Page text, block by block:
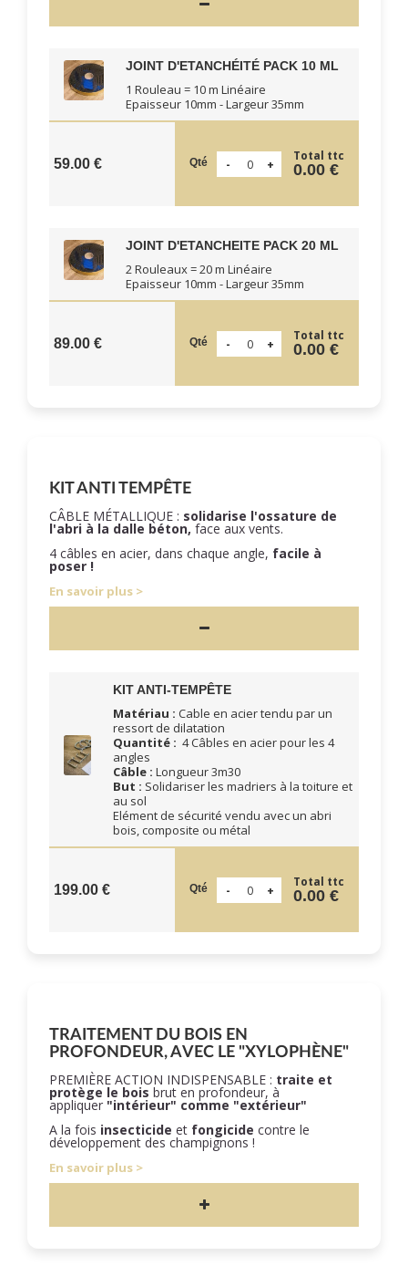
JOINT D'ETANCHÉITÉ PACK 10 ML
1 Rouleau = 10 m Linéaire
Epaisseur 10mm - Largeur 35mm
59.00 € Qté Total ttc
0.00 €
JOINT D'ETANCHEITE PACK 20 ML
2 Rouleaux = 20 m Linéaire
Epaisseur 10mm - Largeur 35mm
89.00 € Qté Total ttc
0.00 €
KIT ANTI TEMPÊTE
CÂBLE MÉTALLIQUE : solidarise l'ossature de
l'abri à la dalle béton, face aux vents.
4 câbles en acier, dans chaque angle, facile à
poser !
En savoir plus
KIT ANTI-TEMPÊTE
Matériau : Cable en acier tendu par un
ressort de dilatation
Quantité : 4 Câbles en acier pour les 4
angles
Câble : Longueur 3m30
But : Solidariser les madriers à la toiture et
au sol
Elément de sécurité vendu avec un abri
bois, composite ou métal
199.00 € Qté Total ttc
0.00 €
TRAITEMENT DU BOIS EN
PROFONDEUR, AVEC LE "XYLOPHÈNE"
PREMIÈRE ACTION INDISPENSABLE : traite et
protège le bois brut en profondeur, à
appliquer "intérieur" comme "extérieur"
A la fois insecticide et fongicide contre le
développement des champignons !
En savoir plus